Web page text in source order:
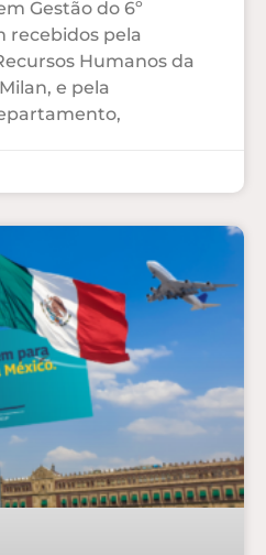
Gestão do 6º
recebidos pela
Humanos da
e pela